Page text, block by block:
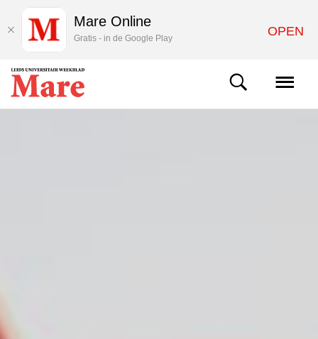
Mare Online
Gratis - in de Google Play OPEN